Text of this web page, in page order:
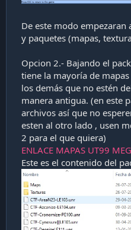
De este modo
y paquetes (mapas,
Opcion 2.- Bajando el
tiene la mayoría de
los demás que no estén
manera antigua. (en este
archivos así que no
esten al otro lado , usen
2 para el que quiera)
ENLACE MAPAS UT99
Este es el contenido del